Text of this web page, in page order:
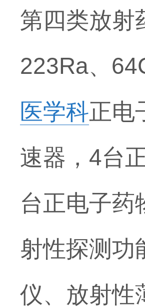
第四类放射
223Ra、
医学科正电
速器，4台
台正电子药
射性探测功
仪、放射性